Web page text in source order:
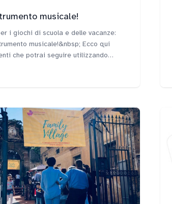
musicale!
i giochi di scuola e delle vacanze:
musicale!&nbsp; Ecco qui
che potrai seguire utilizzando